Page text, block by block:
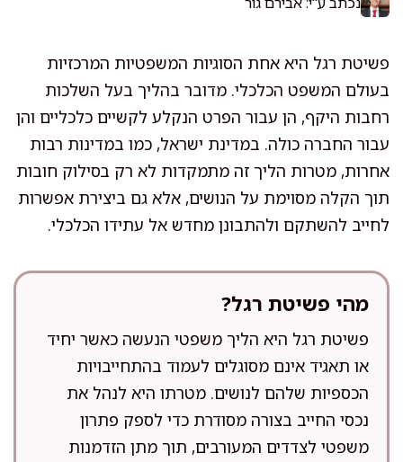
פשיטת רגל היא אחת הסוגיות המשפטיות המרכזיות
בעולם המשפט הכלכלי. מדובר בהליך בעל השלכות
רחבות היקף, הן עבור הפרט הנקלע לקשיים כלכליים והן
עבור החברה כולה. במדינת ישראל, כמו במדינות רבות
אחרות, מטרות הליך זה מתמקדות לא רק בסילוק חובות
תוך הקלה מסוימת על הנושים, אלא גם ביצירת אפשרות
לחייב להשתקם ולהתבונן מחדש אל עתידו הכלכלי.
מהי פשיטת רגל?
פשיטת רגל היא הליך משפטי הנעשה כאשר יחיד
או תאגיד אינם מסוגלים לעמוד בהתחייבויות
הכספיות שלהם לנושים. מטרתו היא לנהל את
נכסי החייב בצורה מסודרת כדי לספק פתרון
משפטי לצדדים המעורבים, תוך מתן הזדמנות